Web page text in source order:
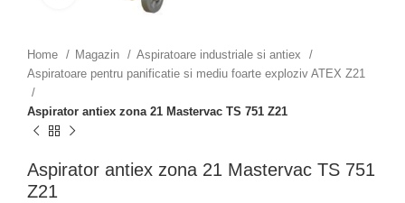
Home Magazin
Aspiratoare industriale si antiex
Aspiratoare pentru panificatie si mediu foarte exploziv ATEX Z21
Aspirator antiex zona 21 Mastervac TS 751 Z21
Aspirator antiex zona 21 Mastervac TS 751
Z21